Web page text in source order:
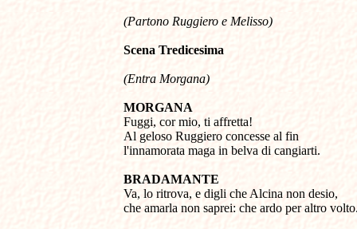
(Partono Ruggiero e Melisso)
Scena Tredicesima
(Entra Morgana)
MORGANA
Fuggi, cor mio, ti affretta!
Al geloso Ruggiero concesse al fin
l'innamorata maga in belva di cangiarti.
BRADAMANTE
Va, lo ritrova, e digli che Alcina non desio,
che amarla non saprei: che ardo per altro